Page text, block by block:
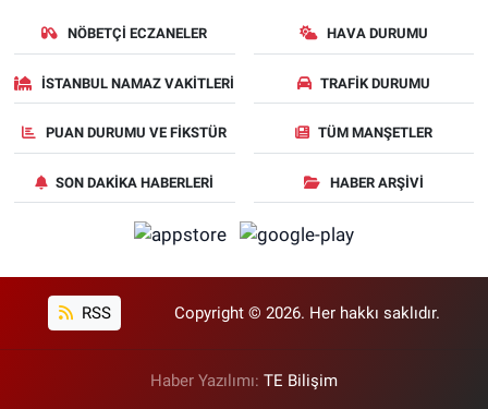
NÖBETÇI ECZANELER HAVA DURUMU
İSTANBUL NAMAZ VAKITLERI TRAFIK DURUMU
PUAN DURUMU VE FIKSTÜR TÜM MANŞETLER
SON DAKIKA HABERLERI HABER ARŞIVI
RSS Copyright © 2026. Her hakkı saklıdır.
Haber Yazılımı: TE Bilişim